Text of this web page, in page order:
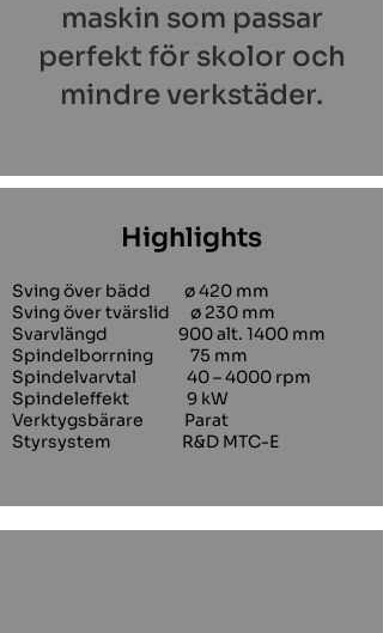
maskin som passar
perfekt för skolor och
mindre verkstäder.
Highlights
Sving över bädd ø 420 mm
Sving över tvärslid ø 230 mm
Svarvlängd 900 alt. 1400 mm
Spindelborrning 75 mm
Spindelvarvtal 40 – 4000 rpm
Spindeleffekt 9 kW
Verktygsbärare Parat
Styrsystem R&D MTC-E